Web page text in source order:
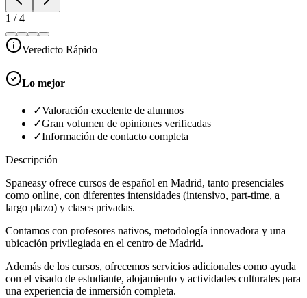
1 /4
Veredicto Rápido
Lo mejor
✓Valoración excelente de alumnos
✓Gran volumen de opiniones verificadas
✓Información de contacto completa
Descripción
Spaneasy ofrece cursos de español en Madrid, tanto presenciales
como online, con diferentes intensidades (intensivo, part-time, a
largo plazo) y clases privadas.
Contamos con profesores nativos, metodología innovadora y una
ubicación privilegiada en el centro de Madrid.
Además de los cursos, ofrecemos servicios adicionales como ayuda
con el visado de estudiante, alojamiento y actividades culturales para
una experiencia de inmersión completa.